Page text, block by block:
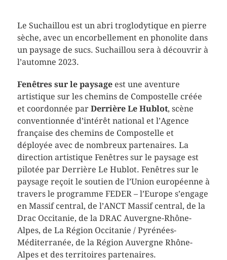
Le Suchaillou est un abri troglodytique en pierre
sèche, avec un encorbellement en phonolite dans
un paysage de sucs. Suchaillou sera à découvrir à
l’automne 2023.
Fenêtres sur le paysageest une aventure
artistique sur les chemins de Compostelle créée
et coordonnée par Derrière Le Hublot, scène
conventionnée d’intérêt national et l’Agence
française des chemins de Compostelle et
déployée avec de nombreux partenaires. La
direction artistique Fenêtres sur le paysage est
pilotée par Derrière Le Hublot. Fenêtres sur le
paysage reçoit le soutien de l’Union européenne à
travers le programme FEDER – l’Europe s’engage
en Massif central, de l’ANCT Massif central, de la
Drac Occitanie, de la DRAC Auvergne-Rhône-
Alpes, de La Région Occitanie / Pyrénées-
Méditerranée, de la Région Auvergne Rhône-
Alpes et des territoires partenaires.